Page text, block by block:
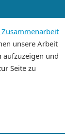
unsere Arbeit
aufzuzeigen und
Seite zu